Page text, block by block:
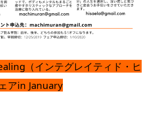
（インテグレイティド・ヒ
アin January